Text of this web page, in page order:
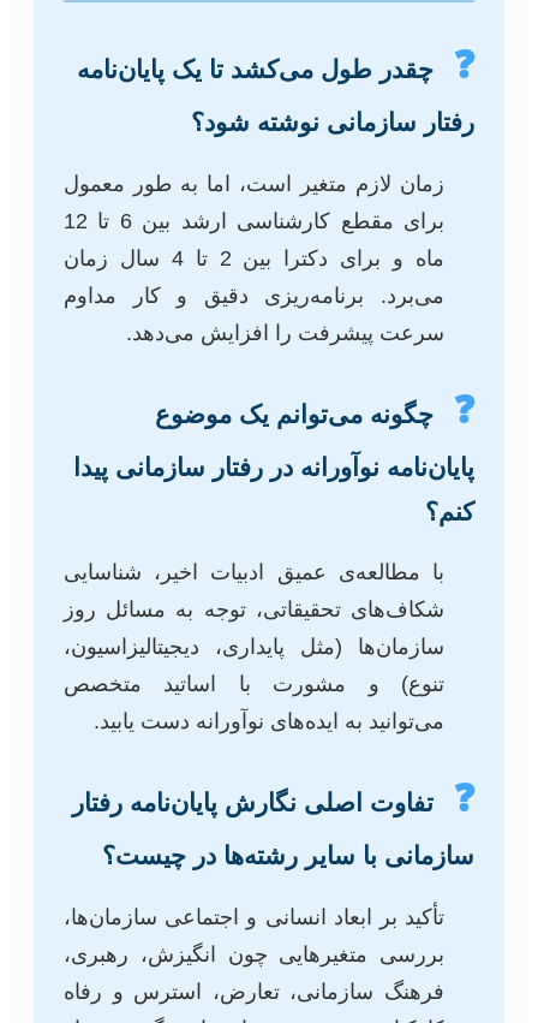
❓
چقدر طول می‌کشد تا یک پایان‌نامه
رفتار سازمانی نوشته شود؟
زمان لازم متغیر است، اما به طور معمول
برای مقطع کارشناسی ارشد بین 6 تا 12
ماه و برای دکترا بین 2 تا 4 سال زمان
می‌برد. برنامه‌ریزی دقیق و کار مداوم
سرعت پیشرفت را افزایش می‌دهد.
❓
چگونه می‌توانم یک موضوع
پایان‌نامه نوآورانه در رفتار سازمانی پیدا
کنم؟
با مطالعه‌ی عمیق ادبیات اخیر، شناسایی
شکاف‌های تحقیقاتی، توجه به مسائل روز
سازمان‌ها (مثل پایداری، دیجیتالیزاسیون،
تنوع) و مشورت با اساتید متخصص
می‌توانید به ایده‌های نوآورانه دست یابید.
❓
تفاوت اصلی نگارش پایان‌نامه رفتار
سازمانی با سایر رشته‌ها در چیست؟
تأکید بر ابعاد انسانی و اجتماعی سازمان‌ها،
بررسی متغیرهایی چون انگیزش، رهبری،
فرهنگ سازمانی، تعارض، استرس و رفاه